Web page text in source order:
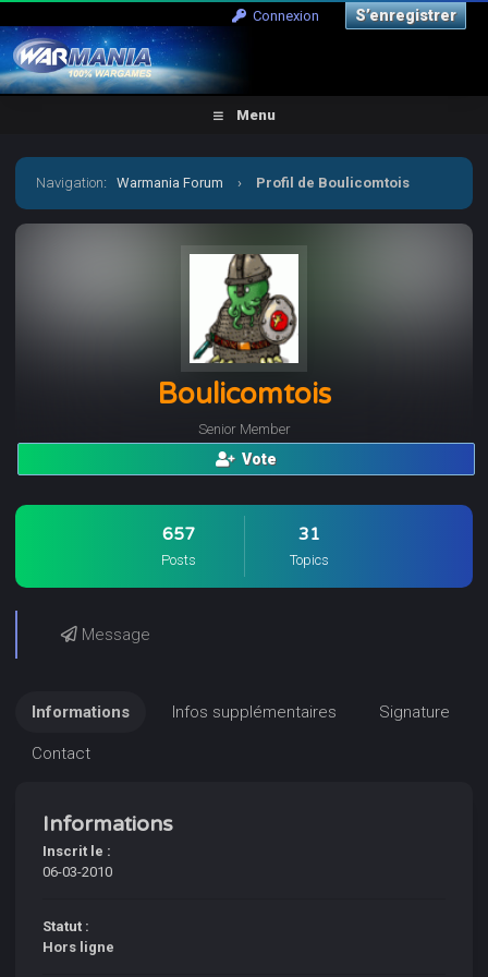
Connexion S’enregistrer
Menu
Navigation:Warmania Forum › Profil de Boulicomtois
Boulicomtois
Senior Member
Vote
657
Posts
31
Topics
Message
Informations Infos supplémentaires Signature
Contact
Informations
Inscrit le :
06-03-2010
Statut :
Hors ligne